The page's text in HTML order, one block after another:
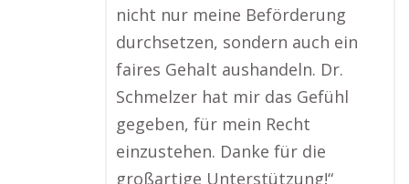
nicht nur meine Beförderung
durchsetzen, sondern auch ein
faires Gehalt aushandeln. Dr.
Schmelzer hat mir das Gefühl
gegeben, für mein Recht
einzustehen. Danke für die
großartige Unterstützung!“